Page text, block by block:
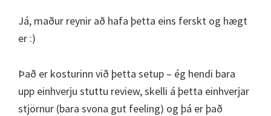
Já, maður reynir að hafa þetta eins ferskt og hægt
er :)
Það er kosturinn við þetta setup – ég hendi bara
upp einhverju stuttu review, skelli á þetta einhverjar
stjörnur (bara svona gut feeling) og þá er það